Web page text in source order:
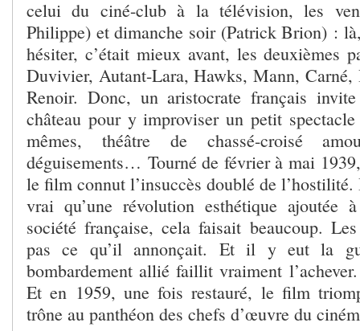
celui du ciné-club à la télévision, les
Philippe) et dimanche soir (Patrick Brion) :
hésiter, c’était mieux avant, les deuxièmes
Duvivier, Autant-Lara, Hawks, Mann,
Renoir. Donc, un aristocrate français
château pour y improviser un petit
mêmes, théâtre de chassé-croisé
déguisements… Tourné de février à mai
le film connut l’insuccès doublé de
vrai qu’une révolution esthétique
société française, cela faisait beaucoup.
pas ce qu’il annonçait. Et il y eut la
bombardement allié faillit vraiment
Et en 1959, une fois restauré, le film
trône au panthéon des chefs d’œuvre du